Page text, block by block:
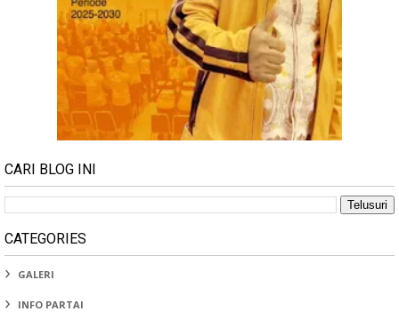
CARI BLOG INI
CATEGORIES
GALERI
INFO PARTAI